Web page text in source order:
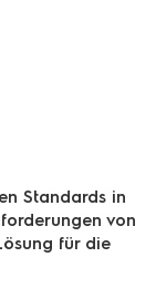
Standards in
von
für die